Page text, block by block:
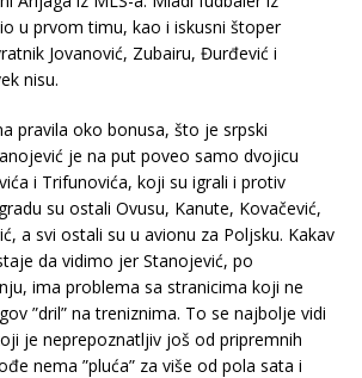
u prvom timu, kao i iskusni štoper
Jovanović, Zubairu, Đurđević i
nisu.
pravila oko bonusa, što je srpski
je na put poveo samo dvojicu
i Trifunovića, koji su igrali i protiv
su ostali Ovusu, Kanute, Kovačević,
a svi ostali su u avionu za Poljsku. Kakav
da vidimo jer Stanojević, po
ima problema sa stranicima koji ne
”dril” na treniznima. To se najbolje vidi
je neprepoznatljiv još od pripremnih
nema ”pluća” za više od pola sata i